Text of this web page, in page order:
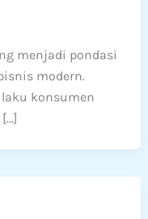
menjadi pondasi
modern.
konsumen